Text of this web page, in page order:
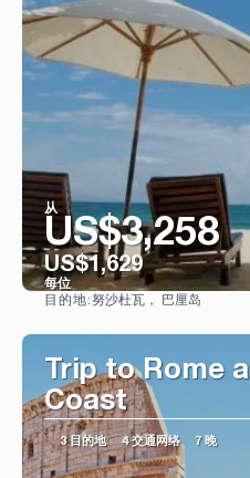
从
US$3,258
US$1,629
每位
目的地:努沙杜瓦， 巴厘岛
Trip to Rome
Coast
3 目的地 4 交通网络 7 晚